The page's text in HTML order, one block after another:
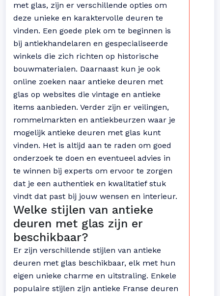
met glas, zijn er verschillende opties om
deze unieke en karaktervolle deuren te
vinden. Een goede plek om te beginnen is
bij antiekhandelaren en gespecialiseerde
winkels die zich richten op historische
bouwmaterialen. Daarnaast kun je ook
online zoeken naar antieke deuren met
glas op websites die vintage en antieke
items aanbieden. Verder zijn er veilingen,
rommelmarkten en antiekbeurzen waar je
mogelijk antieke deuren met glas kunt
vinden. Het is altijd aan te raden om goed
onderzoek te doen en eventueel advies in
te winnen bij experts om ervoor te zorgen
dat je een authentiek en kwalitatief stuk
vindt dat past bij jouw wensen en interieur.
Welke stijlen van antieke
deuren met glas zijn er
beschikbaar?
Er zijn verschillende stijlen van antieke
deuren met glas beschikbaar, elk met hun
eigen unieke charme en uitstraling. Enkele
populaire stijlen zijn antieke Franse deuren